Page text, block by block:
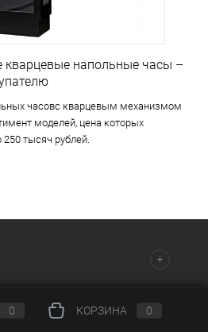
кварцевые напольные часы –
часовс кварцевым механизмом
моделей, цена которых
250 тысяч рублей.
0 КОРЗИНА 0